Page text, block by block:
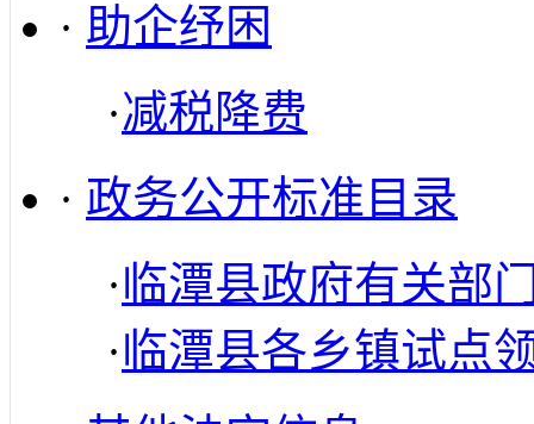
· 助企纾困
·减税降费
· 政务公开标准目录
·临潭县政府有关部
·临潭县各乡镇试点